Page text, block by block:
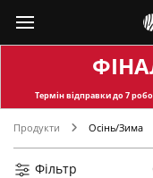
Термін відправкидо 7
Продукти Осінь/Зима
Фільтр